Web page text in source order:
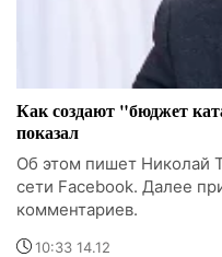
Как создают "бюджет
показал
Об этом пишет Николай
сети Facebook. Далее
комментариев.
10:33 14.12